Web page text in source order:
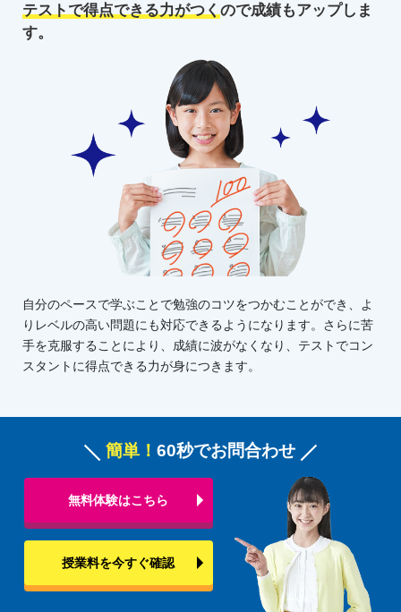
テストで得点できる力がつくので成績もアップしま
す。
自分のペースで学ぶことで勉強のコツをつかむことができ、よ
りレベルの高い問題にも対応できるようになります。さらに苦
手を克服することにより、成績に波がなくなり、テストでコン
スタントに得点できる力が身につきます。
簡単！ 60秒でお問合わせ
無料体験はこちら
授業料を今すぐ確認